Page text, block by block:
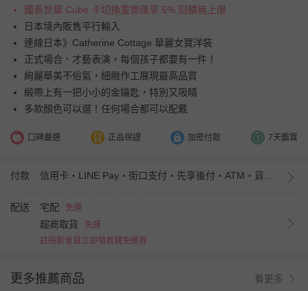
國泰世華 Cube 卡切換童樂匯享 5% 回饋無上限
日本境內販售平行輸入
連線日本》Catherine Cottage 華麗女寶洋裝
正式場合、才藝表演，每個孩子都要有一件！
絢麗華美不俗氣，細緻作工展現最高品質
緞帶上有一把小小的金鑰匙，特別又吸睛
多款顏色可以選！任何場合都可以配戴
口碑嚴選 正品保證 加密付款 7天鑑賞
付款
配送 宅配 免運
超商取貨
免運
註冊新會員立即領首購免運券
更多推薦商品 看更多